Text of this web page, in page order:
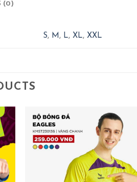
(0)
S, M , L, XL, XXL